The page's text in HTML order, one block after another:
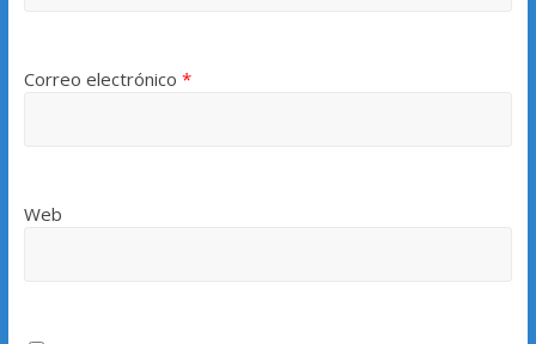
Correo electrónico *
Web